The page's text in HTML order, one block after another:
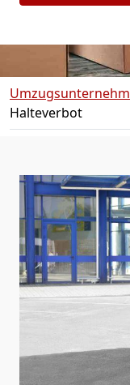
Halteverbot